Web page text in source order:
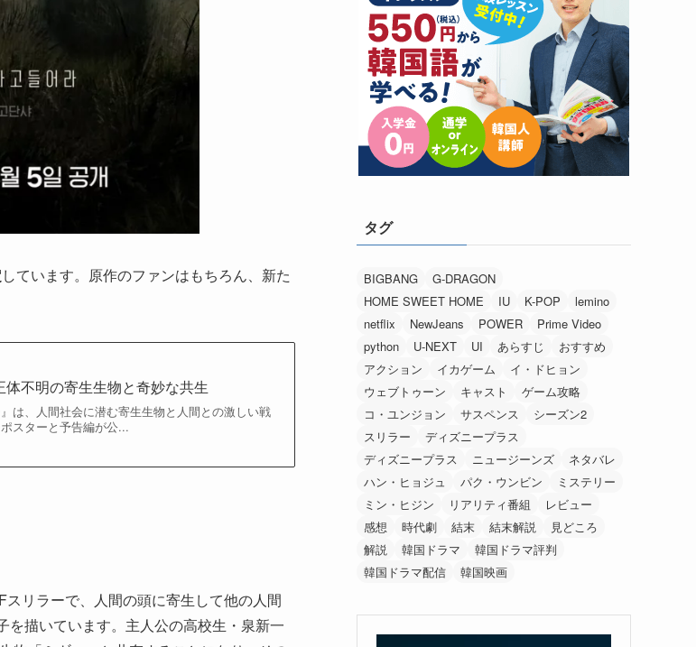
しています。原作のファンはもちろん、新た
体不明の寄生生物と奇妙な共生
は、人間社会に潜む寄生生物と人間との激しい戦
スターと予告編が公...
リラーで、人間の頭に寄生して他の人間
描いています。主人公の高校生・泉新一
タグ
BIGBANG
G-DRAGON
HOME SWEET HOME
IU K-POP
lemino
netflix
NewJeans POWER
Prime Video
python
U-NEXT UI あらすじ
おすすめ
アクション
イカゲーム
イ・ドヒョン
ウェブトゥーン
キャスト
ゲーム攻略
コ・ユンジョン
サスペンス
シーズン2
スリラー
ディズニープラス
ディズニープラス
ニュージーンズ
ネタバレ
ハン・ヒョジュ
パク・ウンビン
ミステリー
ミン・ヒジン
リアリティ番組
レビュー
感想
時代劇 結末 結末解説
見どころ
解説
韓国ドラマ
韓国ドラマ評判
韓国ドラマ配信
韓国映画